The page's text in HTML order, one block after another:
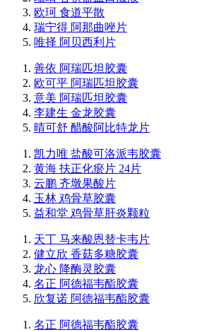
欧珂 食道平散
瑞宁得 阿那曲唑片
唯择 阿贝西利片
善依 阿瑞匹坦胶囊
欧可平 阿瑞匹坦胶囊
意美 阿瑞匹坦胶囊
李建生 金龙胶囊
晴可舒 醋酸阿比特龙片
凯力唯 盐酸可洛派韦胶囊
黄海 扶正化瘀片 24片
云鹏 齐墩果酸片
玉林 鸡骨草胶囊
益和堂 鸡骨草肝炎颗粒
天丁 马来酸恩替卡韦片
健立欣 香菇多糖胶囊
龙心 降酶灵胶囊
名正 阿德福韦酯胶囊
欣复诺 阿德福韦酯胶囊
名正 阿德福韦酯胶囊